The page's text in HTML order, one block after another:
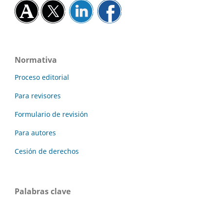
Normativa
Proceso editorial
Para revisores
Formulario de revisión
Para autores
Cesión de derechos
Palabras clave